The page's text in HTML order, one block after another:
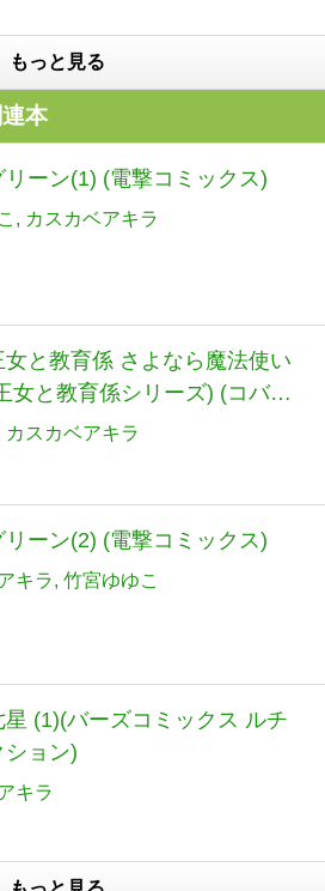
もっと見る
本
リーン(1) (電撃コミックス)
カスカベアキラ
女と教育係 さよなら魔法使い
女と教育係シリーズ) (コバル
カスカベアキラ
リーン(2) (電撃コミックス)
キラ 竹宮ゆゆこ
星 (1)(バーズコミックス ルチ
ション)
キラ